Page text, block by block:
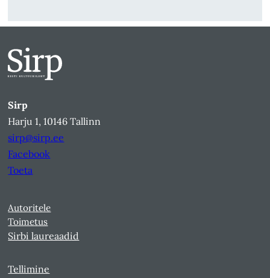
Sirp
Harju 1, 10146 Tallinn
sirp@sirp.ee
Facebook
Toeta
Autoritele
Toimetus
Sirbi laureaadid
Tellimine